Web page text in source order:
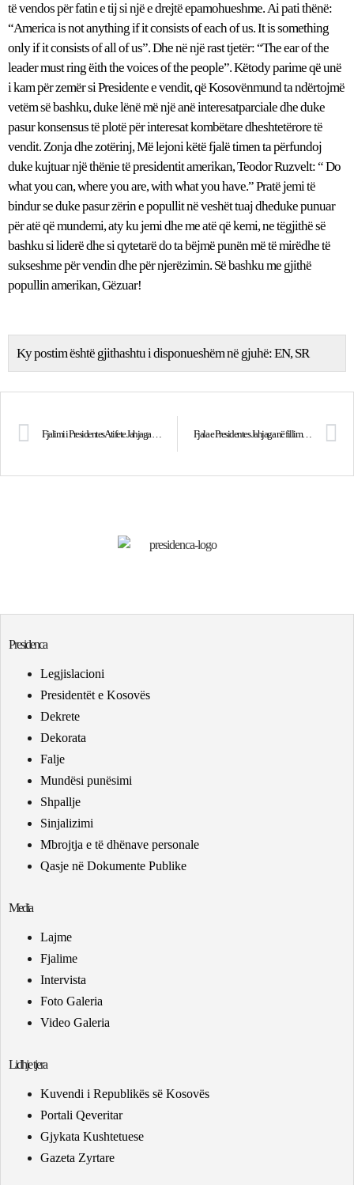
të vendos për fatin e tij si një e drejtë epamohueshme. Ai pati thënë:
“America is not anything if it consists of each of us. It is something
only if it consists of all of us”. Dhe në një rast tjetër: “The ear of the
leader must ring ëith the voices of the people”. Këtody parime që unë
i kam për zemër si Presidente e vendit, që Kosovënmund ta ndërtojmë
vetëm së bashku, duke lënë më një anë interesatparciale dhe duke
pasur konsensus të plotë për interesat kombëtare dheshtetërore të
vendit. Zonja dhe zotërinj, Më lejoni këtë fjalë timen ta përfundoj
duke kujtuar një thënie të presidentit amerikan, Teodor Ruzvelt: “ Do
what you can, where you are, with what you have.” Pratë jemi të
bindur se duke pasur zërin e popullit në veshët tuaj dheduke punuar
për atë që mundemi, aty ku jemi dhe me atë që kemi, ne tëgjithë së
bashku si liderë dhe si qytetarë do ta bëjmë punën më të mirëdhe të
sukseshme për vendin dhe për njerëzimin. Së bashku me gjithë
popullin amerikan, Gëzuar!
Ky postim është gjithashtu i disponueshëm në gjuhë:EN SR
Fjala e Presidentes Jahjaga në fillimin e punimeve nga koncesioneri i Aeroportit Ndërkombëtar të Prishtinës
Presidenca
Legjislacioni
Presidentët e Kosovës
Dekrete
Dekorata
Falje
Mundësi punësimi
Shpallje
Sinjalizimi
Mbrojtja e të dhënave personale
Qasje në Dokumente Publike
Media
Lajme
Fjalime
Intervista
Foto Galeria
Video Galeria
Lidhje tjera
Kuvendi i Republikës së Kosovës
Portali Qeveritar
Gjykata Kushtetuese
Gazeta Zyrtare